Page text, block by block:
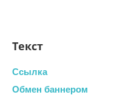
Текст
Ссылка
Обмен баннером